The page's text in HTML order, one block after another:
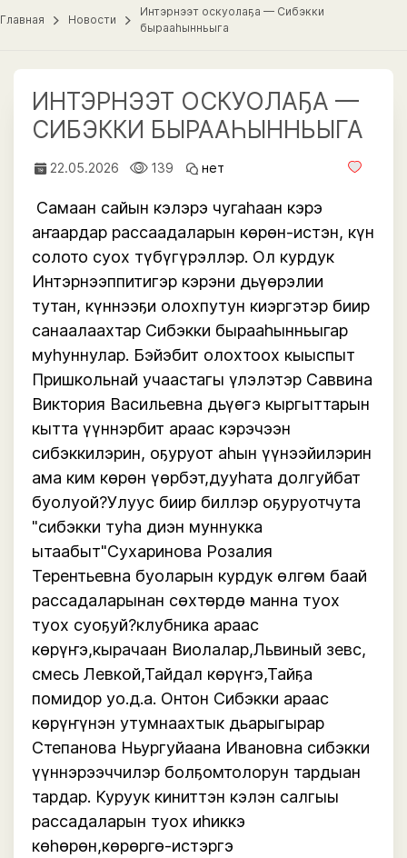
Главная Новости
Интэрнээт оскуолаҕа — Сибэкки
бырааһынньыга
ИНТЭРНЭЭТ ОСКУОЛАҔА —
СИБЭККИ БЫРААҺЫННЬЫГА
22.05.2026 139 нет
аҥаардар рассаадаларын көрөн-истэн, күн
солото суох түбүгүрэллэр. Ол курдук
Интэрнээппитигэр кэрэни дьүөрэлии
тутан, күннээҕи олохпутун киэргэтэр биир
санаалаахтар Сибэкки бырааһынньыгар
муһуннулар. Бэйэбит олохтоох кыыспыт
Пришкольнай учаастагы үлэлэтэр Саввина
Виктория Васильевна дьүөгэ кыргыттарын
кытта үүннэрбит араас кэрэчээн
сибэккилэрин, оҕуруот аһын үүнээйилэрин
ама ким көрөн үөрбэт,дууһата долгуйбат
буолуой?Улуус биир биллэр оҕуруотчута
"сибэкки туһа диэн муннукка
ытаабыт"Сухаринова Розалия
Терентьевна буоларын курдук өлгөм баай
рассадаларынан сөхтөрдө манна туох
туох суоҕуй?клубника араас
көрүҥэ,кырачаан Виолалар,Львиный зевс,
смесь Левкой,Тайдал көрүҥэ,Тайҕа
помидор уо.д.а. Онтон Сибэкки араас
көрүҥүнэн утумнаахтык дьарыгырар
Степанова Ньургуйаана Ивановна сибэкки
үүннэрээччилэр болҕомтолорун тардыан
тардар. Куруук киниттэн кэлэн салгыы
рассадаларын туох иһиккэ
көһөрөн,көрөргө-истэргэ